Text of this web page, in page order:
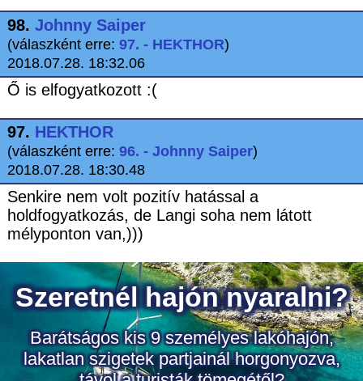
98. Johnny Saiper
(válaszként erre: 97. - HEKTHOR)
2018.07.28. 18:32.06
Ő is elfogyatkozott :(
97. HEKTHOR
(válaszként erre: 96. - Johnny Saiper)
2018.07.28. 18:30.48
Senkire nem volt pozitív hatással a
holdfogyatkozás, de Langi soha nem látott
mélyponton van,)))